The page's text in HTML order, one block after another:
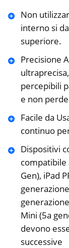
Non
interno si
superiore.
Precisione
percepibili
e non
Facile da
continuo
Dispositivi
compatibile
Gen), iPad
Mini (5a
devono
successive